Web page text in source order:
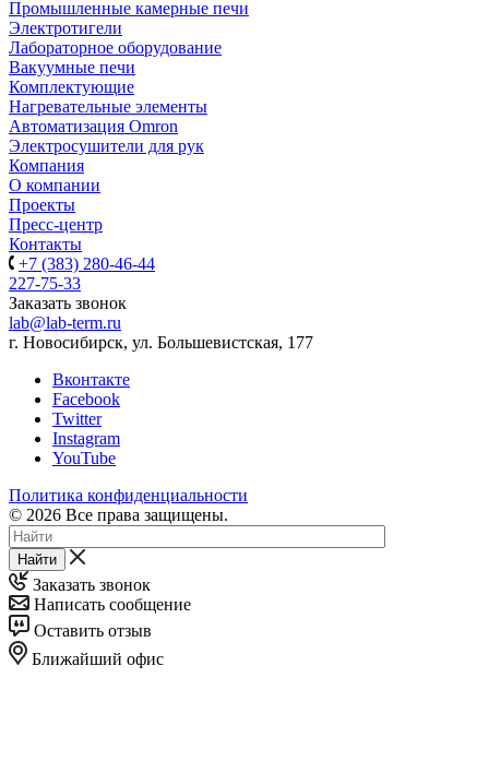
Промышленные камерные печи
Электротигели
Лабораторное оборудование
Вакуумные печи
Комплектующие
Нагревательные элементы
Автоматизация Omron
Электросушители для рук
Компания
О компании
Проекты
Пресс-центр
Контакты
+7 (383) 280-46-44
227-75-33
Заказать звонок
lab@lab-term.ru
г. Новосибирск, ул. Большевистская, 177
Вконтакте
Facebook
Twitter
Instagram
YouTube
Политика конфиденциальности
© 2026 Все права защищены.
Найти
Заказать звонок
Написать сообщение
Оставить отзыв
Ближайший офис